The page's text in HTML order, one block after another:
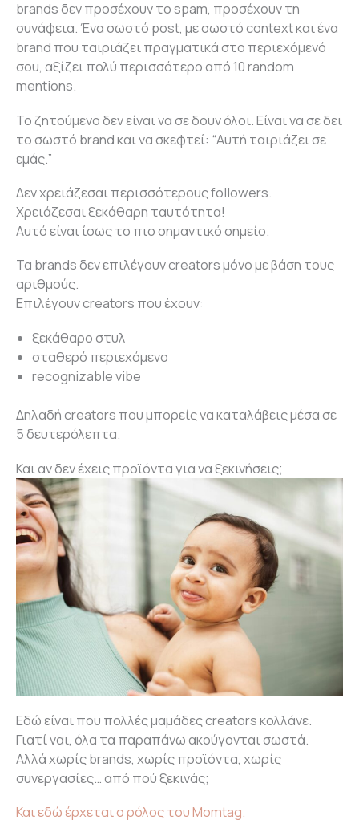
brands δεν προσέχουν το spam, προσέχουν τη
συνάφεια. Ένα σωστό post, με σωστό context και ένα
brand που ταιριάζει πραγματικά στο περιεχόμενό
σου, αξίζει πολύ περισσότερο από 10 random
mentions.
Το ζητούμενο δεν είναι να σε δουν όλοι. Είναι να σε δει
το σωστό brand και να σκεφτεί: “Αυτή ταιριάζει σε
εμάς.”
Δεν χρειάζεσαι περισσότερους followers.
Xρειάζεσαι ξεκάθαρη ταυτότητα!
Αυτό είναι ίσως το πιο σημαντικό σημείο.
Τα brands δεν επιλέγουν creators μόνο με βάση τους
αριθμούς.
Επιλέγουν creators που έχουν:
ξεκάθαρο στυλ
σταθερό περιεχόμενο
recognizable vibe
Δηλαδή creators που μπορείς να καταλάβεις μέσα σε
5 δευτερόλεπτα.
Και αν δεν έχεις προϊόντα για να ξεκινήσεις;
Εδώ είναι που πολλές μαμάδες creators κολλάνε.
Γιατί ναι, όλα τα παραπάνω ακούγονται σωστά.
Αλλά χωρίς brands, χωρίς προϊόντα, χωρίς
συνεργασίες… από πού ξεκινάς;
Και εδώ έρχεται ο ρόλος του Momtag.